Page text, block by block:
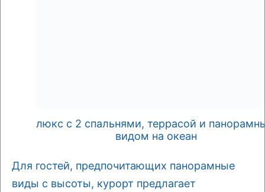
люкс с 2 спальнями, террасой и
видом на океан
Для гостей, предпочитающих панорамные
виды с высоты, курорт предлагает